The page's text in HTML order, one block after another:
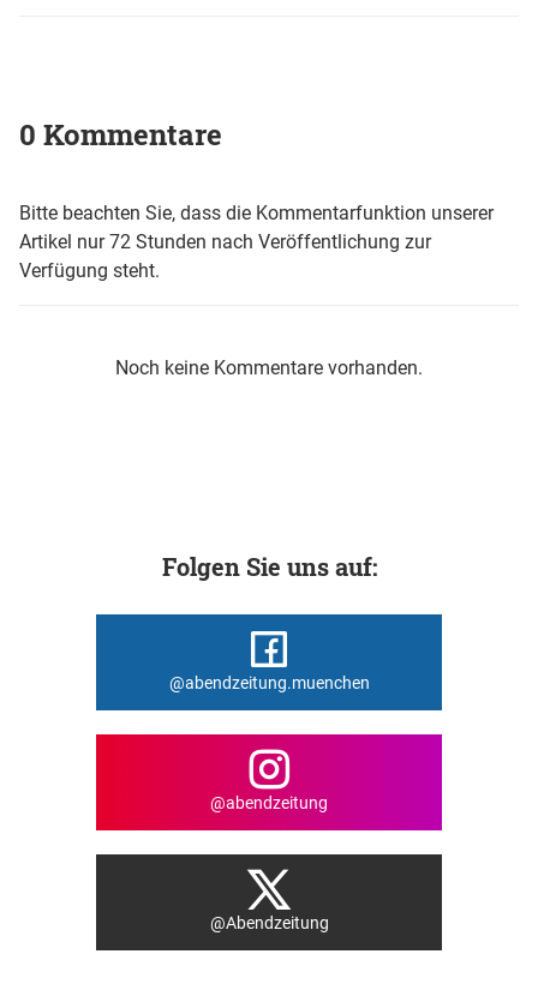
0 Kommentare
Bitte beachten Sie, dass die Kommentarfunktion unserer
Artikel nur 72 Stunden nach Veröffentlichung zur
Verfügung steht.
Noch keine Kommentare vorhanden.
Folgen Sie uns auf:
@abendzeitung.muenchen
@abendzeitung
@Abendzeitung